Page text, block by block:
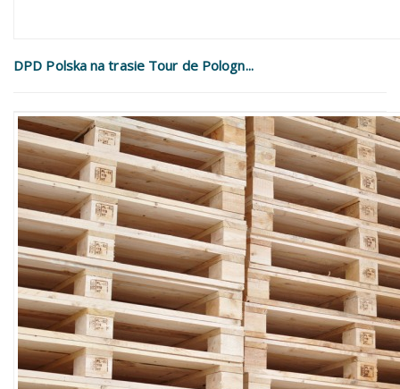
DPD Polska na trasie Tour de Pologn...